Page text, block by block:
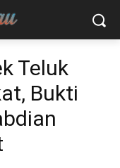
Teluk
Bukti